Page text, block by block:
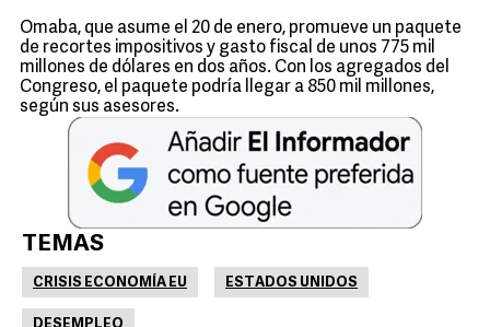
Omaba, que asume el 20 de enero, promueve un paquete
de recortes impositivos y gasto fiscal de unos 775 mil
millones de dólares en dos años. Con los agregados del
Congreso, el paquete podría llegar a 850 mil millones,
según sus asesores.
TEMAS
CRISIS ECONOMÍA EU ESTADOS UNIDOS